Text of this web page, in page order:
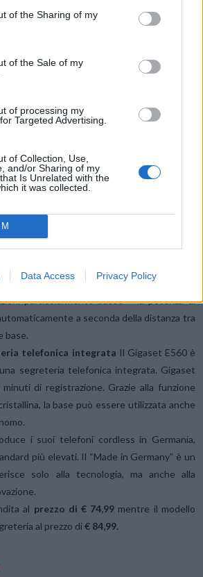
of the Sharing of my
of the Sale of my
of processing my
Targeted Advertising.
of Collection, Use,
and/or Sharing of my
Is Unrelated with the
it was collected.
Data Access Privacy Policy
(sorveglia ambiente), è estremamente
un sonno tranquillo nella sua cameretta
squillerà, ma contemporaneamente si potrà
Infatti se il bimbo dovesse piangere il
ascoltare cosa avviene nel locale dove è
di monitoraggio.
Il Gigaset E560 è rispettoso dell’ambiente
grazie alle esclusive soluzioni Gigaset ECO
ad alta efficienza energetica.
bassissimo consumo di corrente, con un
all’ alimentatore Energy saving. La durata
particolarmente basse – la potenza di
a seconda della distanza tra
base.
telefonica integrata Il Gigaset E560 è
segreteria telefonica integrata. Gigaset
di registrazione. Grazie alla funzione
la base può essere utilizzata anche
i suoi telefoni cordless in Germania,
più elevati. Il “Made in Germany” è un
solo alla tecnologia, ma anche alla
al prezzo di € 74,99 mentre il modello
al prezzo di€ 84,99.